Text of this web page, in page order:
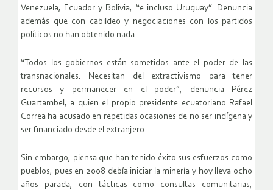
Venezuela, Ecuador y Bolivia, “e incluso Uruguay”. Denuncia
además que con cabildeo y negociaciones con los partidos
políticos no han obtenido nada.
“Todos los gobiernos están sometidos ante el poder de las
transnacionales. Necesitan del extractivismo para tener
recursos y permanecer en el poder”, denuncia Pérez
Guartambel, a quien el propio presidente ecuatoriano Rafael
Correa ha acusado en repetidas ocasiones de no ser indígena y
ser financiado desde el extranjero.
Sin embargo, piensa que han tenido éxito sus esfuerzos como
pueblos, pues en 2008 debía iniciar la minería y hoy lleva ocho
años parada, con tácticas como consultas comunitarias,